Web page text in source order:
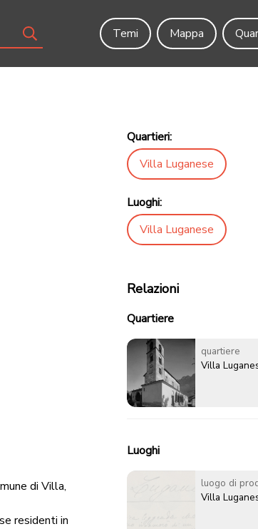
Temi
Mappa
di Villa,
residenti in
Quartieri:
Villa Luganese
Luoghi:
Villa Luganese
Relazioni
Quartiere
quartiere
Villa
Luoghi
luogo di
Villa